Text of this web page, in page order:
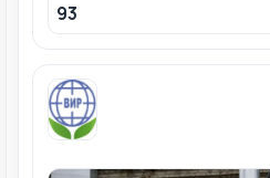
93